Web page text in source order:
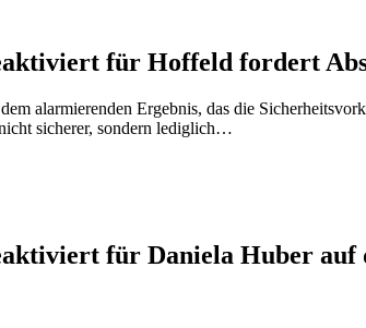
für Hoffeld fordert
alarmierenden Ergebnis, das die
sicherer, sondern lediglich…
für Daniela Huber auf